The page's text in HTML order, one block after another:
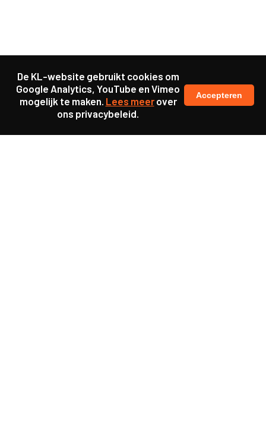
De KL-website gebruikt cookies om
Google Analytics, YouTube en Vimeo
mogelijk te maken. Lees meerover
ons privacybeleid.
Accepteren